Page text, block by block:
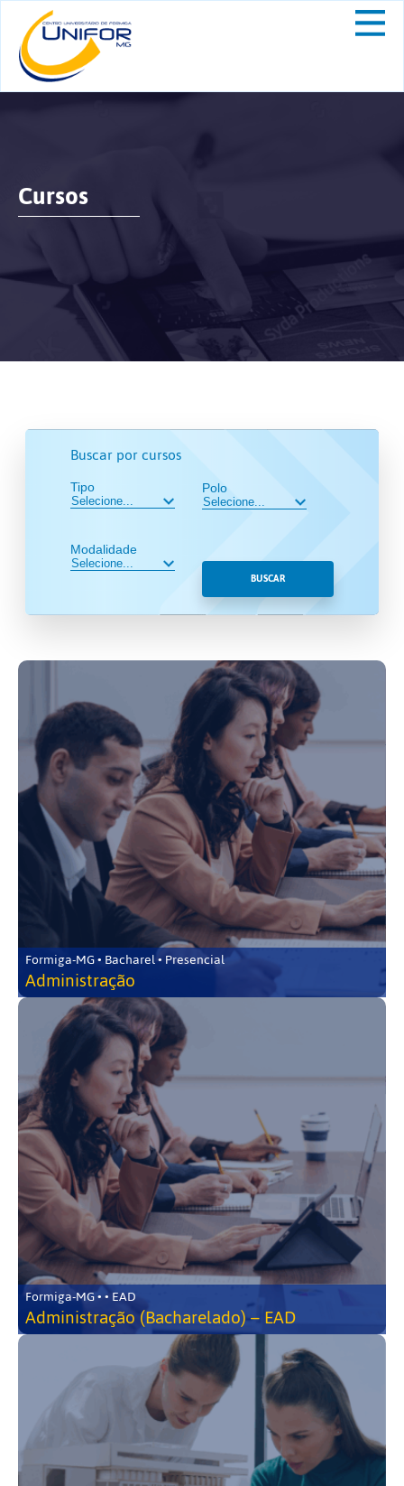
Cursos
Buscar por cursos
Tipo
Modalidade
Polo
BUSCAR
Formiga-MG • Bacharel • Presencial
Administração
Formiga-MG • • EAD
Administração (Bacharelado) – EAD